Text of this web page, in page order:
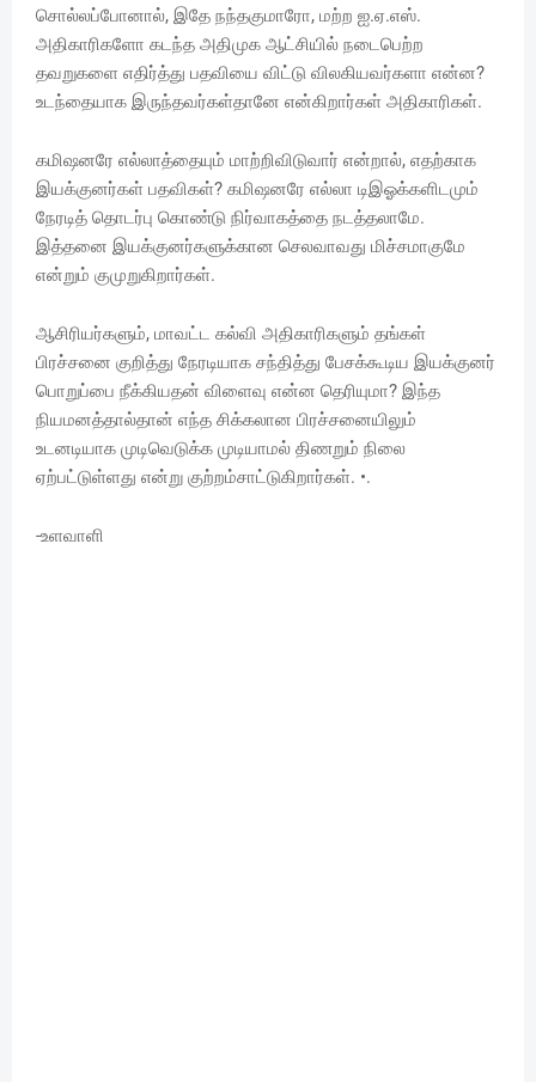
சொல்லப்போனால், இதே நந்தகுமாரோ, மற்ற ஐ.ஏ.எஸ்.
அதிகாரிகளோ கடந்த அதிமுக ஆட்சியில் நடைபெற்ற
தவறுகளை எதிர்த்து பதவியை விட்டு விலகியவர்களா என்ன?
உடந்தையாக இருந்தவர்கள்தானே என்கிறார்கள் அதிகாரிகள்.
கமிஷனரே எல்லாத்தையும் மாற்றிவிடுவார் என்றால், எதற்காக
இயக்குனர்கள் பதவிகள்? கமிஷனரே எல்லா டிஇஓக்களிடமும்
நேரடித் தொடர்பு கொண்டு நிர்வாகத்தை நடத்தலாமே.
இத்தனை இயக்குனர்களுக்கான செலவாவது மிச்சமாகுமே
என்றும் குமுறுகிறார்கள்.
ஆசிரியர்களும், மாவட்ட கல்வி அதிகாரிகளும் தங்கள்
பிரச்சனை குறித்து நேரடியாக சந்தித்து பேசக்கூடிய இயக்குனர்
பொறுப்பை நீக்கியதன் விளைவு என்ன தெரியுமா? இந்த
நியமனத்தால்தான் எந்த சிக்கலான பிரச்சனையிலும்
உடனடியாக முடிவெடுக்க முடியாமல் திணறும் நிலை
ஏற்பட்டுள்ளது என்று குற்றம்சாட்டுகிறார்கள். •.
-உளவாளி